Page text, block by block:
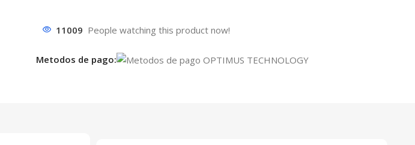
11009 People watching this product now!
Metodos de pago: